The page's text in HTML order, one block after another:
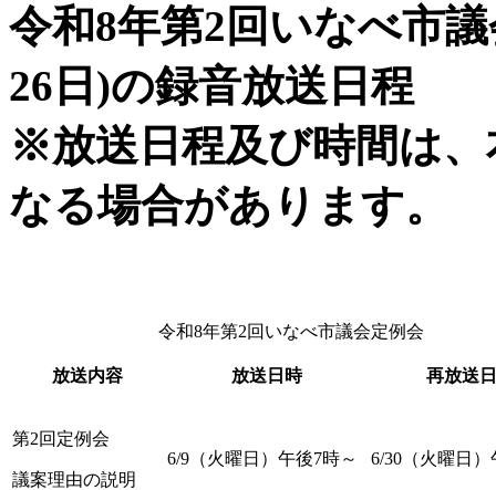
令和8年第2回いなべ市
26日)の録音放送日程
※放送日程及び時間は
なる場合があります。
令和8年第2回いなべ市議会定例会
放送内容 放送日時 再放送
第2回定例会
議案理由の説明
6/9（火曜日）午後7時～ 6/30（火曜日）